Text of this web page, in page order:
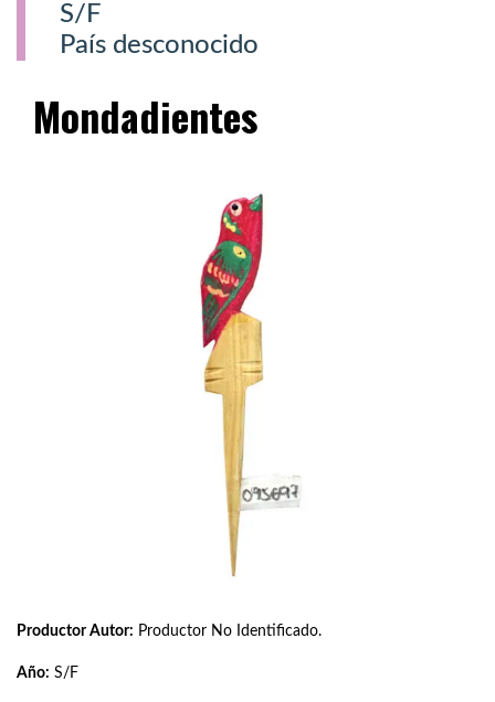
S/F
País desconocido
Mondadientes
Productor Autor: Productor No Identificado.
Año: S/F